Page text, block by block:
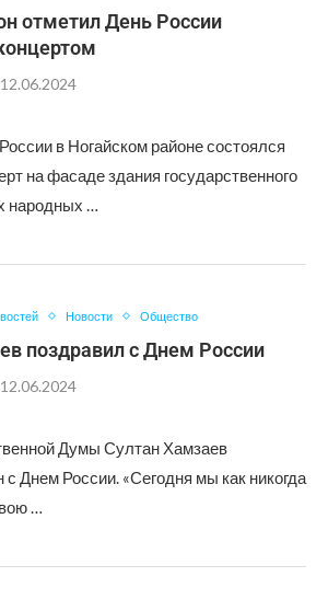
отметил День России
12.06.2024
в Ногайском районе состоялся
на фасаде здания государственного
народных …
Новости Общество
поздравил с Днем России
12.06.2024
Думы Султан Хамзаев
с Днем России. «Сегодня мы как никогда
…